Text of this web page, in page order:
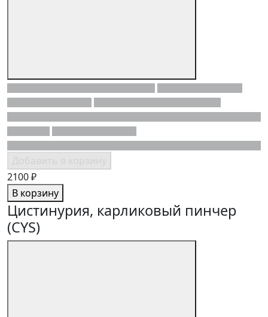
2100 ₽
В корзину
Цистинурия, карликовый пинчер
(CYS)